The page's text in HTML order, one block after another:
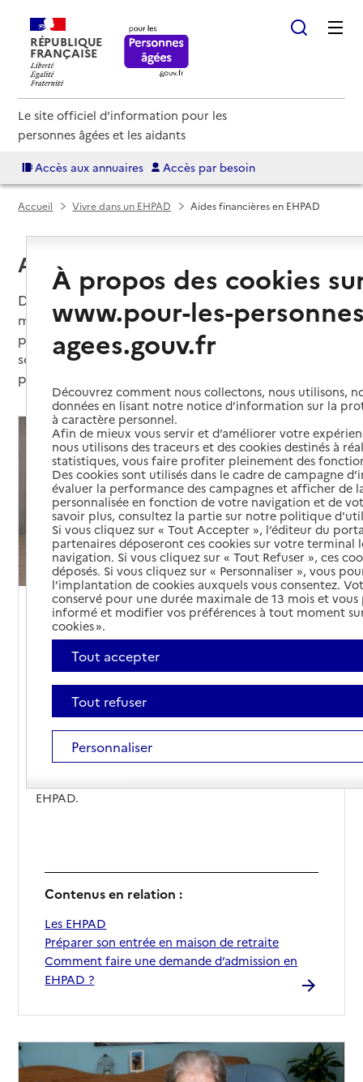
RÉPUBLIQUE
FRANÇAISE
Le site officiel d'information pour les
personnes âgées et les aidants
Accès aux annuaires Accès par besoin
Accueil Vivre dans un EHPAD Aides financières en EHPAD
Aides financières en EHPAD
Des aides financières peuvent venir diminuer le
montant de la facture en EHPAD : APA (allocation
personnalisée d'autonomie), aide au logement, aide
sociale à l'hébergement. Les résidents imposables
peuvent bénéficier d'une réduction d'impôt.
Fiche pratique : les aides financières pour
vivre en EHPAD
29/01/2026
Aides financières Aide fiscale
Fiche pratique
Découvrez les différentes aides financières liées à la
prise en charge de la dépendance et de
EHPAD.
Contenus en relation :
Les EHPAD
Préparer son entrée en maison de retraite
Comment faire une demande d’admission en
EHPAD ?
À propos des cookies
www.pour-les-
agees.gouv.fr
Découvrez comment nous collectons, nous utilisons,
données en lisant notre notice d’information sur la
à caractère personnel.
Afin de mieux vous servir et d’améliorer votre
nous utilisons des traceurs et des cookies destinés à
statistiques, vous faire profiter pleinement des
Des cookies sont utilisés dans le cadre de campagne
évaluer la performance des campagnes et afficher de
personnalisée en fonction de votre navigation et de
savoir plus, consultez la partie sur notre politique
Si vous cliquez sur « Tout Accepter », l’éditeur du
partenaires déposeront ces cookies sur votre terminal
navigation. Si vous cliquez sur « Tout Refuser », ces
déposés. Si vous cliquez sur « Personnaliser », vous
l’implantation de cookies auxquels vous consentez.
conservé pour une durée maximale de 13 mois et
informé et modifier vos préférences à tout moment
cookies ».
Tout accepter
Tout refuser
Personnaliser